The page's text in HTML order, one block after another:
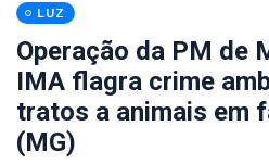
LUZ
Operação da PM de
IMA flagra crime
tratos a animais em
(MG)